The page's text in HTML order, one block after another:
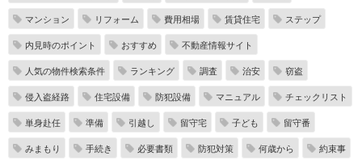
マンション リフォーム 費用相場 賃貸住宅 ステップ
内見時のポイント おすすめ 不動産情報サイト
人気の物件検索条件 ランキング 調査 治安 窃盗
侵入盗経路 住宅設備 防犯設備 マニュアル チェックリスト
単身赴任 準備 引越し 留守宅 子ども 留守番
みまもり 手続き 必要書類 防犯対策 何歳から 約束事